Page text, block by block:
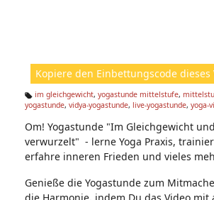
Kopiere den Einbettungscode dieses
Ta
s:
im gleichgewicht, yogastunde mittelstufe,
yogastunde, vidya-yogastunde, live-yogastunde, yoga-
Om! Yogastunde "Im Gleichgewicht
verwurzelt" - lerne Yoga Praxis,
erfahre inneren Frieden und vieles
Genieße die Yogastunde zum
die Harmonie, indem Du das Video mit